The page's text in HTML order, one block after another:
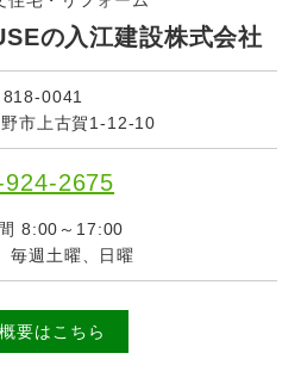
の入江建設株式会社
818-0041
市上古賀1-12-10
924-2675
8:00～17:00
毎週土曜、日曜
要はこちら